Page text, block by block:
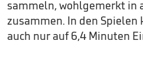
sammeln, wohlgemerkt in
zusammen. In den
auch nur auf 6,4 Minuten